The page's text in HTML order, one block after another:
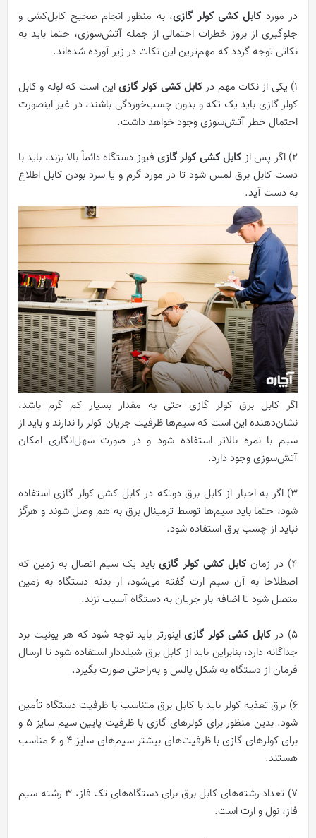
در مورد کابل کشی کولر گازی، به منظور انجام صحیح کابل‌کشی و
جلوگیری از بروز خطرات احتمالی از جمله آتش‌سوزی، حتما باید به
نکاتی توجه گردد که مهم‌ترین این نکات در زیر آورده شده‌اند.
۱) یکی از نکات مهم در کابل کشی کولر گازیاین است که لوله و کابل
کولر گازی باید یک تکه و بدون چسب‌خوردگی باشند، در غیر اینصورت
احتمال خطر آتش‌سوزی وجود خواهد داشت.
۲) اگر پس از کابل کشی کولر گازی فیوز دستگاه دائماً بالا بزند، باید با
دست کابل برق لمس شود تا در مورد گرم و یا سرد بودن کابل اطلاع
به دست آید.
اگر کابل برق کولر گازی حتی به مقدار بسیار کم گرم باشد،
نشان‌دهنده این است که سیم‌ها ظرفیت جریان کولر را ندارند و باید از
سیم با نمره بالاتر استفاده شود و در صورت سهل‌انگاری امکان
آتش‌سوزی وجود دارد.
۳) اگر به اجبار از کابل برق دوتکه در کابل کشی کولر گازی استفاده
شود، حتما باید سیم‌ها توسط ترمینال برق به هم وصل شوند و هرگز
نباید از چسب برق استفاده شود.
۴) در زمان کابل کشی کولر گازیباید یک سیم اتصال به زمین که
اصطلاحا به آن سیم ارت گفته می‌شود، از بدنه دستگاه به زمین
متصل شود تا اضافه بار جریان به دستگاه آسیب نزند.
۵) در کابل کشی کولر گازیاینورتر باید توجه شود که هر یونیت برد
جداگانه دارد، بنابراین باید از کابل برق شیلددار استفاده شود تا ارسال
فرمان از دستگاه به شکل پالس و به‌راحتی صورت بگیرد.
۶) برق تغذیه کولر باید با کابل برق متناسب با ظرفیت دستگاه تأمین
شود. بدین منظور برای کولرهای گازی با ظرفیت پایین سیم سایز ۵ و
برای کولرهای گازی با ظرفیت‌های بیشتر سیم‌های سایز ۴ و ۶ مناسب
هستند.
۷) تعداد رشته‌های کابل برق برای دستگاه‌های تک فاز، ۳ رشته سیم
فاز، نول و ارت است.